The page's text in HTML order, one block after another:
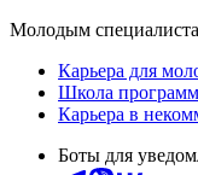
Молодым
Карьера для
Школа
Карьера в
Боты для